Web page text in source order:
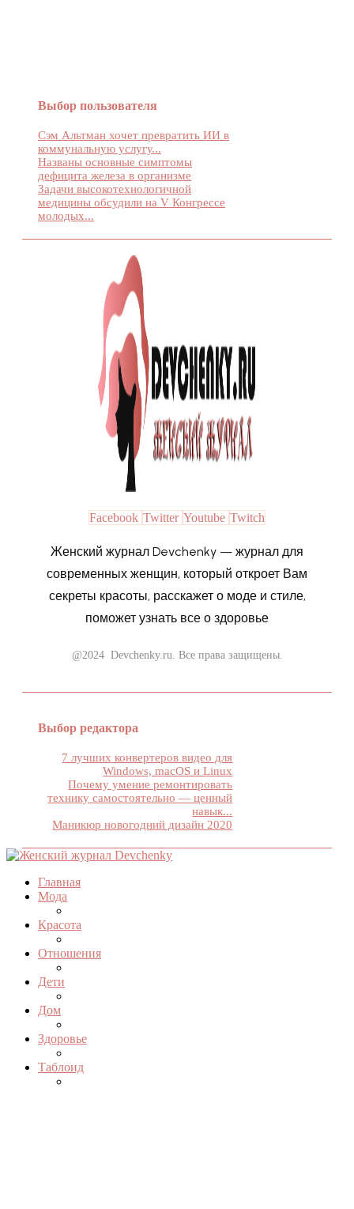
Выбор пользователя
Сэм Альтман хочет превратить ИИ в
коммунальную услугу...
Названы основные симптомы
дефицита железа в организме
Задачи высокотехнологичной
медицины обсудили на V Конгрессе
молодых...
Facebook Twitter Youtube Twitch
Женский журнал Devchenky — журнал для
современных женщин, который откроет Вам
секреты красоты, расскажет о моде и стиле,
поможет узнать все о здоровье
@2024 Devchenky.ru. Все права защищены.
Выбор редактора
7 лучших конвертеров видео для
Windows, macOS и Linux
Почему умение ремонтировать
технику самостоятельно — ценный
навык...
Маникюр новогодний дизайн 2020
Главная
Мода
Красота
Отношения
Дети
Дом
Здоровье
Таблоид